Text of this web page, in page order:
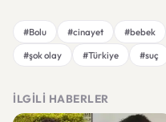
#Bolu #cinayet #bebek
#şok olay
#Türkiye #suç
İLGILI HABERLER